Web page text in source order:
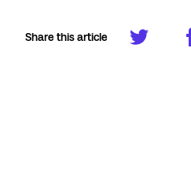
Share this article